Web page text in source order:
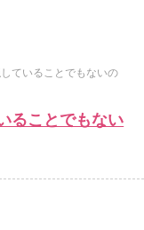
ていることでもないの
ることでもない